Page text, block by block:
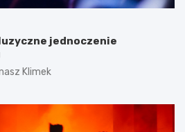
jednoczenie
Klimek